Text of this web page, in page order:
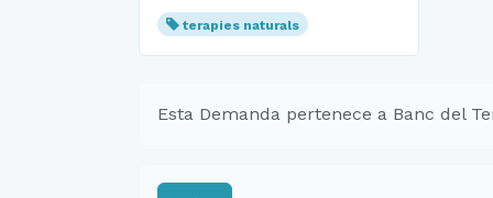
terapies naturals
Esta Demanda pertenece a Banc del